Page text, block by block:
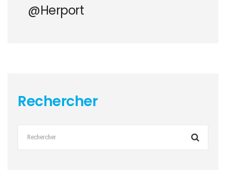
@herport
Rechercher